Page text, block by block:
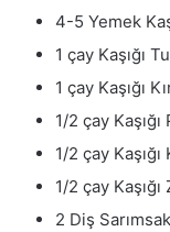
4-5 Yemek
1 çay Kaşığı
1 çay Kaşığı
1/2 çay
1/2 çay Kaşığı
1/2 çay
2 Diş Sarımsak